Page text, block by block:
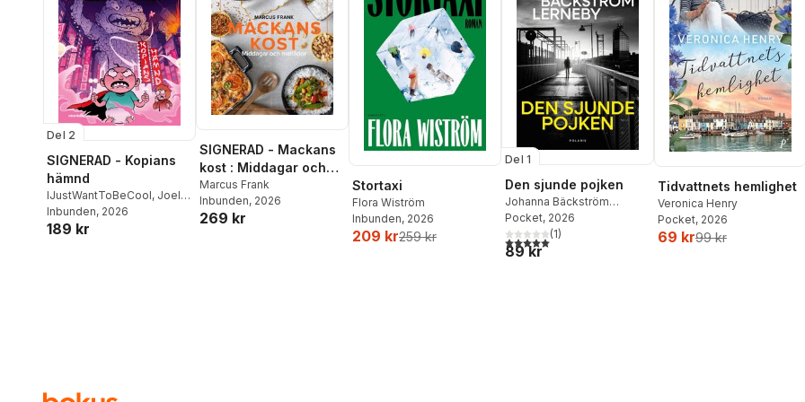
Del 2
SIGNERAD - Kopians
hämnd
IJustWantToBeCool, Joel
Adolphson,Emil Ejdemo
Beer ,Victor Beer
Inbunden, 2026
189 kr
SIGNERAD - Mackans
kost : Middagar och
matlådor
Marcus Frank
Inbunden, 2026
269 kr
Stortaxi
Flora Wiström
Inbunden, 2026
209 kr259 kr
Del 1
Den sjunde pojken
Johanna Bäckström
Lerneby
Pocket, 2026
5,0utav 5 stjärnor. Totalt antal röster:
(1)
89 kr
Tidvattnets hemlighet
Veronica Henry
Pocket, 2026
69 kr99 kr